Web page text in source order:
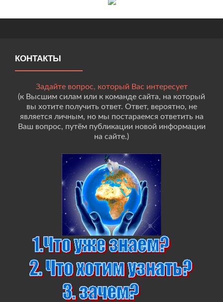
КОНТАКТЫ
Задайте вопрос, который Вас интересует
(к Высшим силам или к команде сайта, на который
вы хотите получить ответ. Ответ, вероятно, не
является личным, но мы постараемся ответить на
Ваш вопрос, путём публикации новой информации
на сайте.)